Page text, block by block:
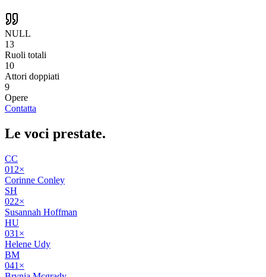
NULL
13
Ruoli totali
10
Attori doppiati
9
Opere
Contatta
Le voci prestate.
CC
01 2×
Corinne Conley
SH
022×
Susannah Hoffman
HU
031 ×
Helene Udy
BM
041 ×